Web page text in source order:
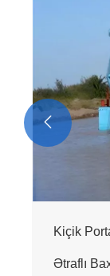
Kiçik
Ətraflı
